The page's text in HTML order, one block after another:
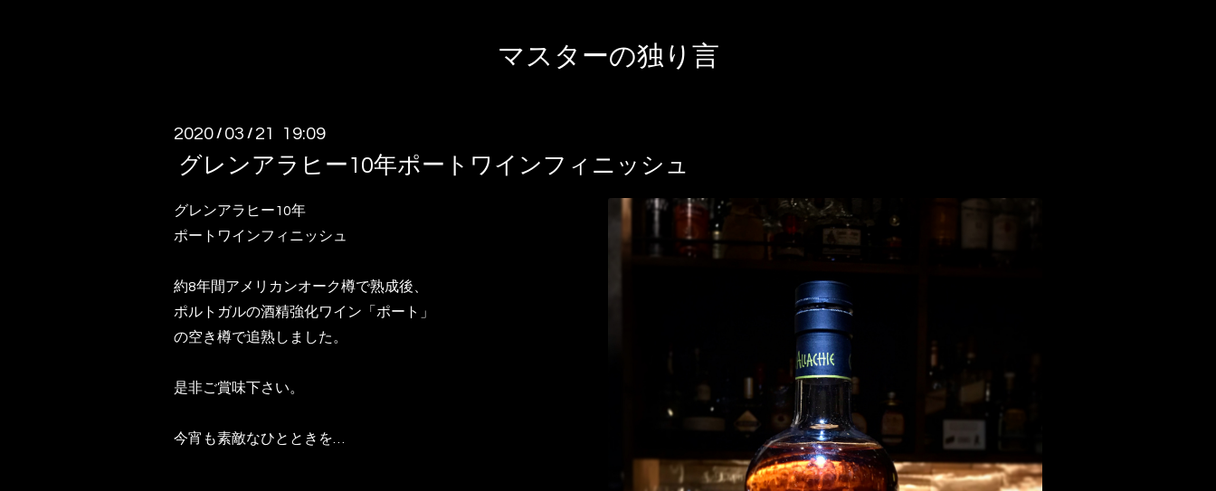
マスターの独り言
2020 / 03 / 21 19:09
グレンアラヒー10年ポートワインフィニッシュ
グレンアラヒー10年
ポートワインフィニッシュ
約8年間アメリカンオーク樽で熟成後、
ポルトガルの酒精強化ワイン「ポート」
の空き樽で追熟しました。
是非ご賞味下さい。
今宵も素敵なひとときを…